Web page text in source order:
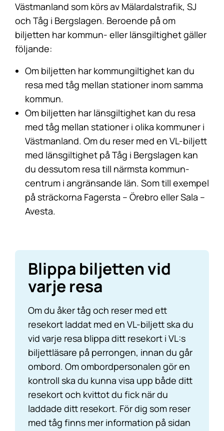
Västmanland som körs av Mälardalstrafik, SJ
och Tåg i Bergslagen. Beroende på om
biljetten har kommun- eller länsgiltighet gäller
följande:
Om biljetten har kommungiltighet kan du
resa med tåg mellan stationer inom samma
kommun.
Om biljetten har länsgiltighet kan du resa
med tåg mellan stationer i olika kommuner i
Västmanland. Om du reser med en VL-biljett
med länsgiltighet på Tåg i Bergslagen kan
du dessutom resa till närmsta kommun-
centrum i angränsande län. Som till exempel
på sträckorna Fagersta – Örebro eller Sala –
Avesta.
Blippa biljetten vid
varje resa
Om du åker tåg och reser med ett
resekort laddat med en VL-biljett ska du
vid varje resa blippa ditt resekort i VL:s
biljettläsare på perrongen, innan du går
ombord. Om ombordpersonalen gör en
kontroll ska du kunna visa upp både ditt
resekort och kvittot du fick när du
laddade ditt resekort. För dig som reser
med tåg finns mer information på sidan